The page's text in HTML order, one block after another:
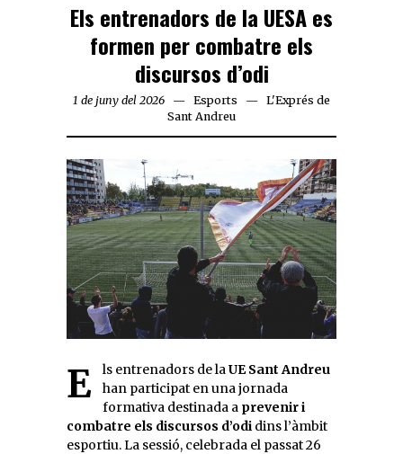
Els entrenadors de la UESA es
formen per combatre els
discursos d’odi
1 de juny del 2026 Esports
L'Exprés de
Sant Andreu
Els entrenadors de laUE Sant Andreu
han participat en una jornada
formativa destinada a prevenir i
combatre els discursos d’odi dins l’àmbit
esportiu. La sessió, celebrada el passat 26